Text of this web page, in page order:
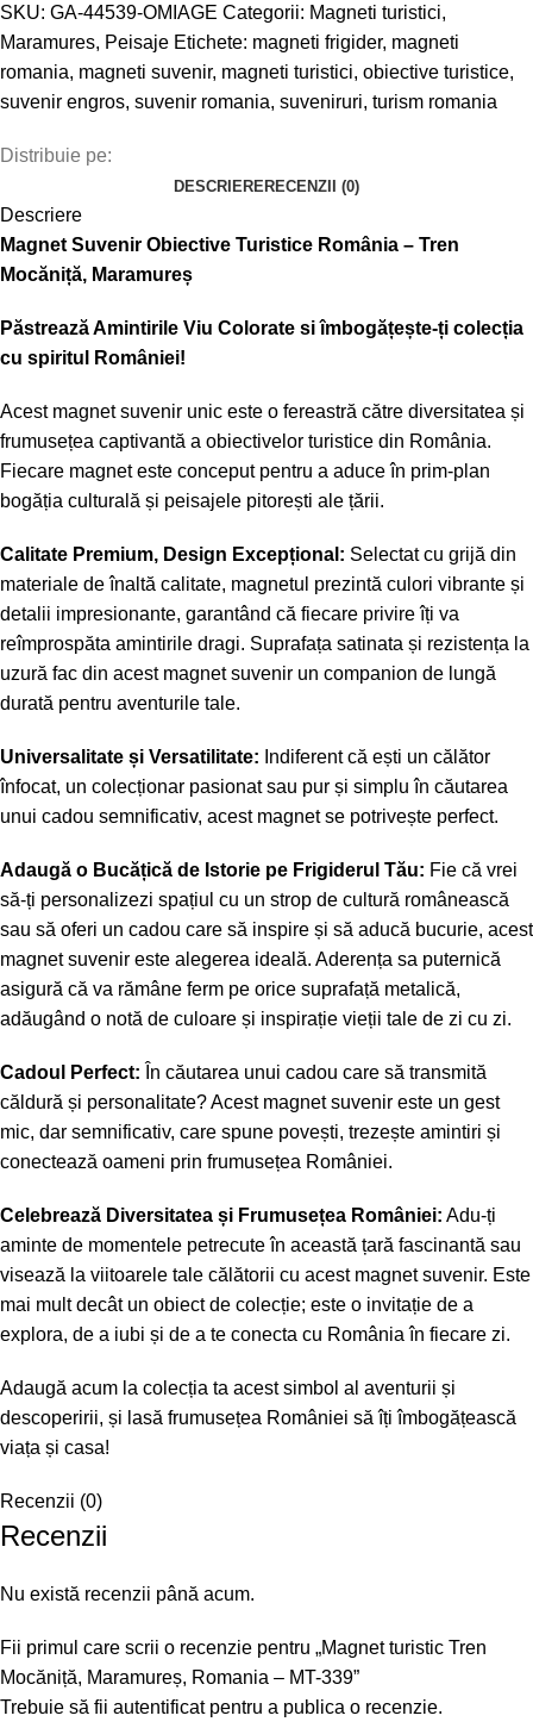
SKU: GA-44539-OMIAGE Categorii: Magneti turistici,
Maramures, Peisaje Etichete: magneti frigider, magneti
romania, magneti suvenir, magneti turistici, obiective turistice,
suvenir engros, suvenir romania, suveniruri, turism romania
Distribuie pe:
DESCRIERE RECENZII (0)
Descriere
Magnet Suvenir Obiective Turistice România – Tren
Mocăniță, Maramureș
Păstrează Amintirile Viu Colorate si îmbogățește-ți colecția
cu spiritul României!
Acest magnet suvenir unic este o fereastră către diversitatea și
frumusețea captivantă a obiectivelor turistice din România.
Fiecare magnet este conceput pentru a aduce în prim-plan
bogăția culturală și peisajele pitorești ale țării.
Calitate Premium, Design Excepțional: Selectat cu grijă din
materiale de înaltă calitate, magnetul prezintă culori vibrante și
detalii impresionante, garantând că fiecare privire îți va
reîmprospăta amintirile dragi. Suprafața satinata și rezistența la
uzură fac din acest magnet suvenir un companion de lungă
durată pentru aventurile tale.
Universalitate și Versatilitate: Indiferent că ești un călător
înfocat, un colecționar pasionat sau pur și simplu în căutarea
unui cadou semnificativ, acest magnet se potrivește perfect.
Adaugă o Bucățică de Istorie pe Frigiderul Tău: Fie că vrei
să-ți personalizezi spațiul cu un strop de cultură românească
sau să oferi un cadou care să inspire și să aducă bucurie, acest
magnet suvenir este alegerea ideală. Aderența sa puternică
asigură că va rămâne ferm pe orice suprafață metalică,
adăugând o notă de culoare și inspirație vieții tale de zi cu zi.
Cadoul Perfect: În căutarea unui cadou care să transmită
căldură și personalitate? Acest magnet suvenir este un gest
mic, dar semnificativ, care spune povești, trezește amintiri și
conectează oameni prin frumusețea României.
Celebrează Diversitatea și Frumusețea României: Adu-ți
aminte de momentele petrecute în această țară fascinantă sau
visează la viitoarele tale călătorii cu acest magnet suvenir. Este
mai mult decât un obiect de colecție; este o invitație de a
explora, de a iubi și de a te conecta cu România în fiecare zi.
Adaugă acum la colecția ta acest simbol al aventurii și
descoperirii, și lasă frumusețea României să îți îmbogățească
viața și casa!
Recenzii (0)
Recenzii
Nu există recenzii până acum.
Fii primul care scrii o recenzie pentru „Magnet turistic Tren
Mocăniță, Maramureș, Romania – MT-339”
Trebuie să fii autentificatpentru a publica o recenzie.